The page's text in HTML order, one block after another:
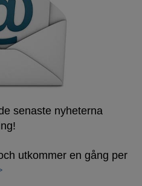
senaste nyheterna
utkommer en gång per